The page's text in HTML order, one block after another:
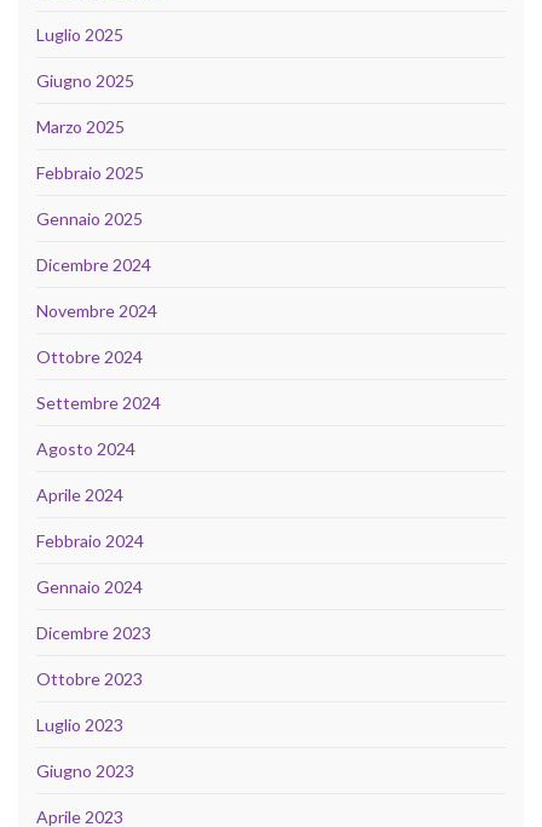
Luglio 2025
Giugno 2025
Marzo 2025
Febbraio 2025
Gennaio 2025
Dicembre 2024
Novembre 2024
Ottobre 2024
Settembre 2024
Agosto 2024
Aprile 2024
Febbraio 2024
Gennaio 2024
Dicembre 2023
Ottobre 2023
Luglio 2023
Giugno 2023
Aprile 2023